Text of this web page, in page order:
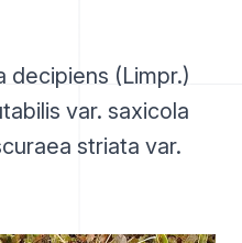
decipiens (Limpr.)
var. saxicola
striata var.